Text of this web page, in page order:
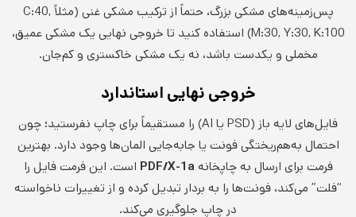
پس‌زمینه‌های مشکی بزرگ، حتماً از ترکیب مشکی غنی (مثلاً C:40,
M:30, Y:30, K:100) استفاده کنید تا خروجی نهایی یک مشکی عمیق،
مخملی و یکدست باشد، نه یک مشکی خاکستری و کم‌جان.
خروجی نهایی استاندارد
فایل‌های لایه باز (PSD یا AI) را مستقیماً برای چاپ نفرستید؛ چون
احتمال به‌هم‌ریختگی فونت یا جابه‌جایی المان‌ها وجود دارد. بهترین
فرمت برای ارسال به چاپخانهPDF/X-1a است. این فرمت فایل را
“فلت” می‌کند، فونت‌ها را به بردار تبدیل کرده و از تغییرات ناخواسته
در چاپ جلوگیری می‌کند.